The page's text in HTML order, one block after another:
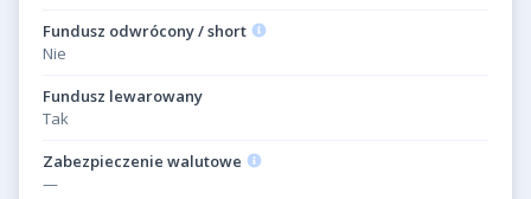
Fundusz odwrócony / short
Nie
Fundusz lewarowany
Tak
Zabezpieczenie walutowe
—